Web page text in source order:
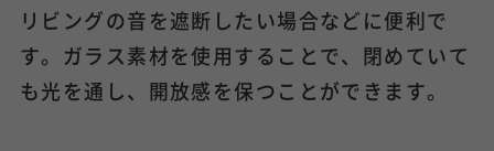
リビングの音を遮断したい場合などに便利で
す。ガラス素材を使用することで、閉めていて
も光を通し、開放感を保つことができます。